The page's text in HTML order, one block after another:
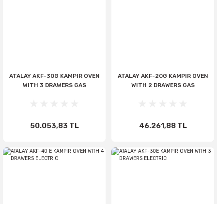
ATALAY AKF-30G KAMPIR OVEN
WITH 3 DRAWERS GAS
50.053,83 TL
ATALAY AKF-20G KAMPIR OVEN
WITH 2 DRAWERS GAS
46.261,88 TL